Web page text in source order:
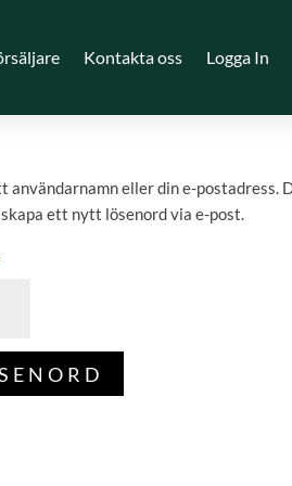
Kontakta oss Logga In
användarnamn eller din e-postadress.
ett nytt lösenord via e-post.